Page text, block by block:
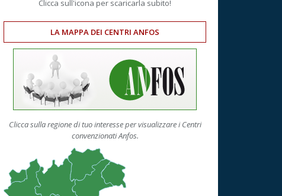
Clicca sull'icona per scaricarla subito!
LA MAPPA DEI CENTRI ANFOS
Clicca sulla regione di tuo interesse per visualizzare i Centri
convenzionati Anfos.